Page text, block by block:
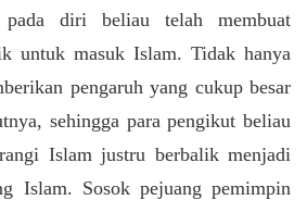
pada diri beliau telah membuat
untuk masuk Islam. Tidak hanya
pengaruh yang cukup besar
sehingga para pengikut beliau
Islam justru berbalik menjadi
Islam. Sosok pejuang pemimpin